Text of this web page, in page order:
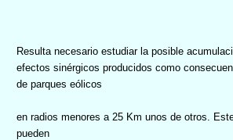
Resulta necesario estudiar la posible
efectos sinérgicos producidos como
de parques eólicos
en radios menores a 25 Km unos de otros.
pueden